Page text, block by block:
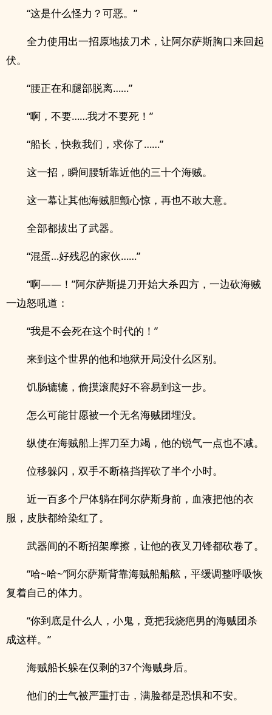
“这是什么怪力？可恶。”
全力使用出一招原地拔刀术，让阿尔萨斯胸口来回起
伏。
“腰正在和腿部脱离……”
“啊，不要……我才不要死！”
“船长，快救我们，求你了……”
这一招，瞬间腰斩靠近他的三十个海贼。
这一幕让其他海贼胆颤心惊，再也不敢大意。
全部都拔出了武器。
“混蛋…好残忍的家伙……”
“啊——！”阿尔萨斯提刀开始大杀四方，一边砍海贼
一边怒吼道：
“我是不会死在这个时代的！”
来到这个世界的他和地狱开局没什么区别。
饥肠辘辘，偷摸滚爬好不容易到这一步。
怎么可能甘愿被一个无名海贼团埋没。
纵使在海贼船上挥刀至力竭，他的锐气一点也不减。
位移躲闪，双手不断格挡挥砍了半个小时。
近一百多个尸体躺在阿尔萨斯身前，血液把他的衣
服，皮肤都给染红了。
武器间的不断招架摩擦，让他的夜叉刀锋都砍卷了。
“哈~哈~”阿尔萨斯背靠海贼船船舷，平缓调整呼吸恢
复着自己的体力。
“你到底是什么人，小鬼，竟把我烧疤男的海贼团杀
成这样。”
海贼船长躲在仅剩的37个海贼身后。
他们的士气被严重打击，满脸都是恐惧和不安。